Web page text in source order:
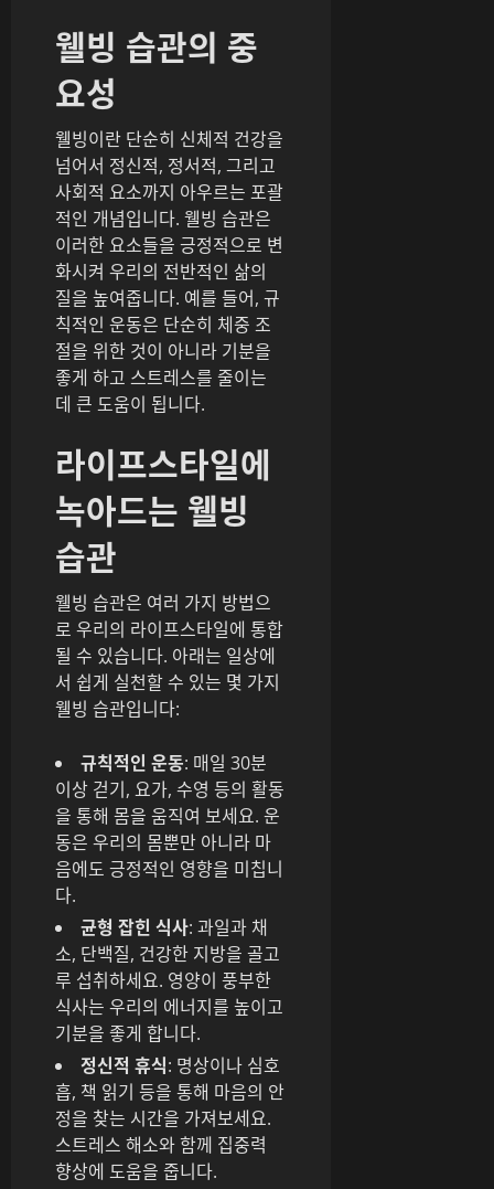
웰빙 습관의 중
요성
웰빙이란 단순히 신체적 건강을
넘어서 정신적, 정서적, 그리고
사회적 요소까지 아우르는 포괄
적인 개념입니다. 웰빙 습관은
이러한 요소들을 긍정적으로 변
화시켜 우리의 전반적인 삶의
질을 높여줍니다. 예를 들어, 규
칙적인 운동은 단순히 체중 조
절을 위한 것이 아니라 기분을
좋게 하고 스트레스를 줄이는
데 큰 도움이 됩니다.
라이프스타일에
녹아드는 웰빙
습관
웰빙 습관은 여러 가지 방법으
로 우리의 라이프스타일에 통합
될 수 있습니다. 아래는 일상에
서 쉽게 실천할 수 있는 몇 가지
웰빙 습관입니다:
규칙적인 운동: 매일 30분
이상 걷기, 요가, 수영 등의 활동
을 통해 몸을 움직여 보세요. 운
동은 우리의 몸뿐만 아니라 마
음에도 긍정적인 영향을 미칩니
다.
균형 잡힌 식사: 과일과 채
소, 단백질, 건강한 지방을 골고
루 섭취하세요. 영양이 풍부한
식사는 우리의 에너지를 높이고
기분을 좋게 합니다.
정신적 휴식: 명상이나 심호
흡, 책 읽기 등을 통해 마음의 안
정을 찾는 시간을 가져보세요.
스트레스 해소와 함께 집중력
향상에 도움을 줍니다.